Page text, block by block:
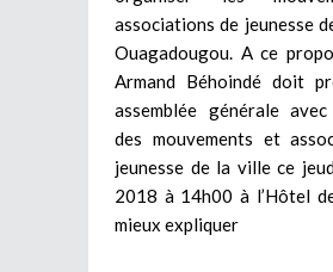
associations de jeunesse
Ouagadougou. A ce
Armand Béhoindé doit
assemblée générale avec
des mouvements et
jeunesse de la ville ce
2018 à 14h00 à l’Hôtel
mieux expliquer